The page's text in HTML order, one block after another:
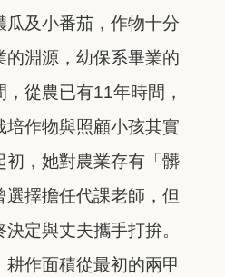
瓜及小番茄，作物十分
的淵源，幼保系畢業的
從農已有11年時間，
培作物與照顧小孩其實
初，她對農業存有「髒
擇擔任代課老師，但
定與丈夫攜手打拚。
作面積從最初的兩甲